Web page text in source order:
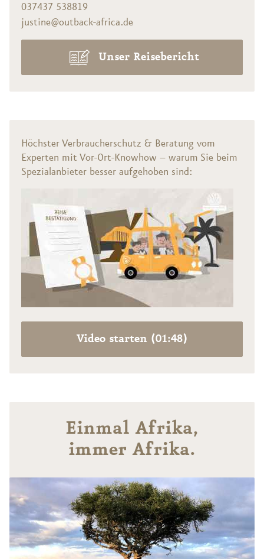
037437 538819
justine@outback-africa.de
Unser Reisebericht
Höchster Verbraucherschutz & Beratung vom
Experten mit Vor-Ort-Knowhow – warum Sie beim
Spezialanbieter besser aufgehoben sind:
Video starten (01:48)
Einmal Afrika,
immer Afrika.